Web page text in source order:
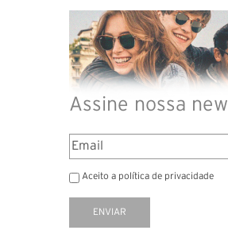
Assine nossa
Aceito a política de privacidade
ENVIAR